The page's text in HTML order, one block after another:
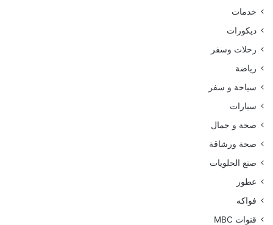
خدمات
ديكورات
رحلات وسفر
رياضة
سياحة و سفر
سيارات
صحة و جمال
صحة ورشاقة
صنع الحلويات
عطور
فواكه
قنوات MBC